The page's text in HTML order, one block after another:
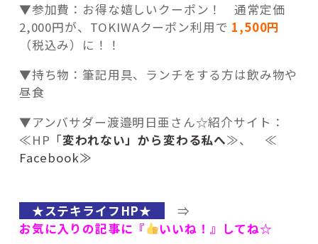
▼参加費：お得な嬉しいクーポン！ 通常定価
2,000円が、TOKIWAクーポン利用で 1,500円
（税込み）に！！
▼持ち物：筆記用具、ランチをする方は飲み物や
昼食
▼アンバサダー渡邉明日亜さん☆紹介サイト：
≪HP 「変われない」から変わる私へ≫、 ≪
Facebook≫
★ステキライフHP★
⇒
お気に入りの記事に『
いいね！』してね☆